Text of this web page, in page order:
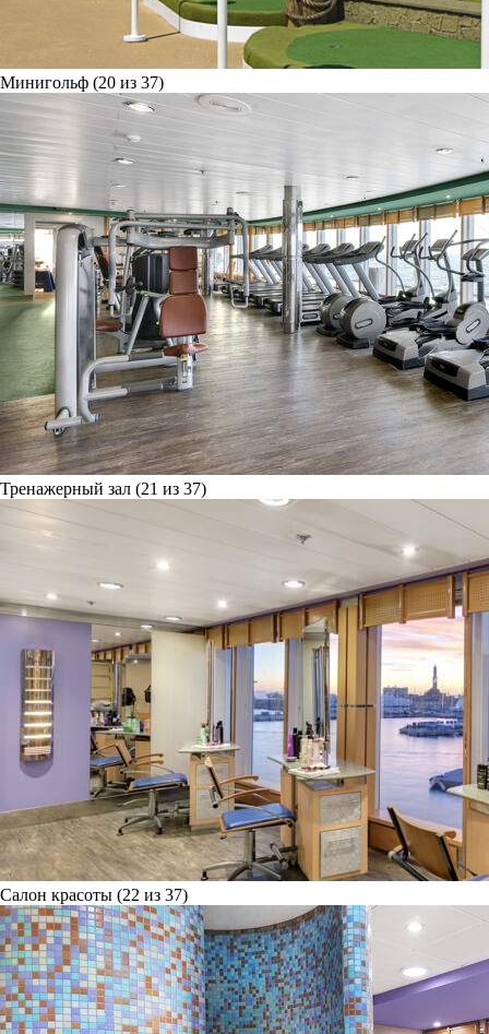
Минигольф (20 из 37)
Тренажерный зал (21 из 37)
Салон красоты (22 из 37)